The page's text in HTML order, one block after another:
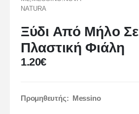
Ξύδι Από Μήλο Σε
Πλαστική Φιάλη
1.20€
Προμηθευτής: Messino